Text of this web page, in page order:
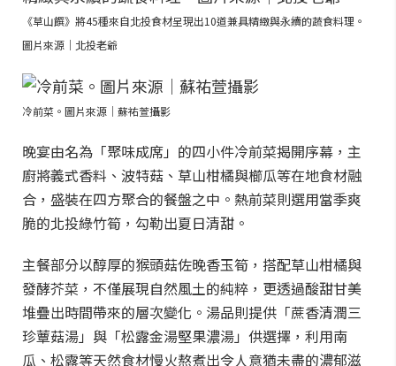
《草山饌》將45種來自北投食材呈現出10道兼具精緻與永續的蔬食料理。
圖片來源｜北投老爺
冷前菜。圖片來源｜蘇祐萱攝影
晚宴由名為「聚味成席」的四小件冷前菜揭開序幕，主
廚將義式香料、波特菇、草山柑橘與櫛瓜等在地食材融
合，盛裝在四方聚合的餐盤之中。熱前菜則選用當季爽
脆的北投綠竹筍，勾勒出夏日清甜。
主餐部分以醇厚的猴頭菇佐晚香玉筍，搭配草山柑橘與
發酵芥菜，不僅展現自然風土的純粹，更透過酸甜甘美
堆疊出時間帶來的層次變化。湯品則提供「蔗香清潤三
珍蕈菇湯」與「松露金湯堅果濃湯」供選擇，利用南
瓜、松露等天然食材慢火熬煮出令人意猶未盡的濃郁滋